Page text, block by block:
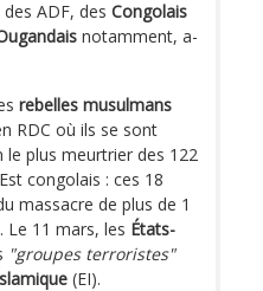
ADF, des Congolais
notamment, a-
rebelles musulmans
RDC où ils se sont
le plus meurtrier des 122
congolais : ces 18
massacre de plus de 1
Le 11 mars, les États-
"groupes terroristes"
(EI).